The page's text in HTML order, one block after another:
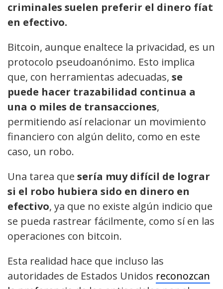
criminales suelen preferir el dinero fíat
en efectivo.
Bitcoin, aunque enaltece la privacidad, es un
protocolo pseudoanónimo. Esto implica
que, con herramientas adecuadas, se
puede hacer trazabilidad continua a
una o miles de transacciones,
permitiendo así relacionar un movimiento
financiero con algún delito, como en este
caso, un robo.
Una tarea que sería muy difícil de lograr
si el robo hubiera sido en dinero en
efectivo, ya que no existe algún indicio que
se pueda rastrear fácilmente, como sí en las
operaciones con bitcoin.
Esta realidad hace que incluso las
autoridades de Estados Unidos reconozcan